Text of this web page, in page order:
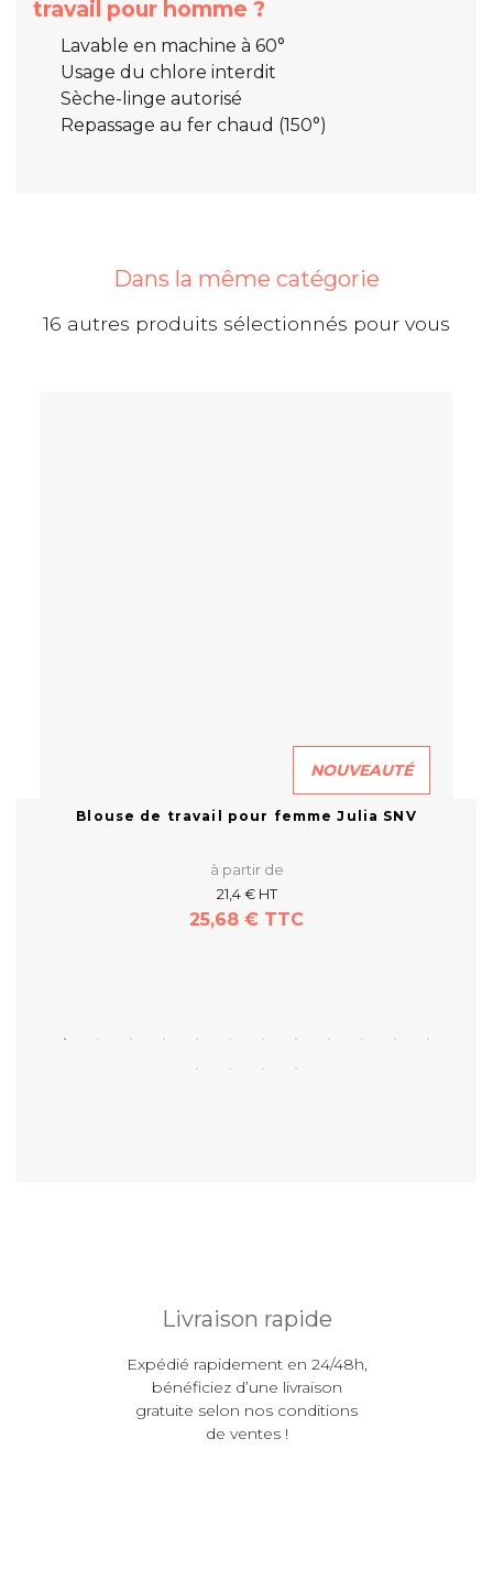
travail pour homme ?
Lavable en machine à 60°
Usage du chlore interdit
Sèche-linge autorisé
Repassage au fer chaud (150°)
Dans la même catégorie
16 autres produits sélectionnés pour vous
NOUVEAUTÉ
Blouse de travail pour femme Julia SNV
à partir de
21,4 € HT
25,68 € TTC
Livraison rapide
Expédié rapidement en 24/48h,
bénéficiez d’une livraison
gratuite selon nos conditions
de ventes !